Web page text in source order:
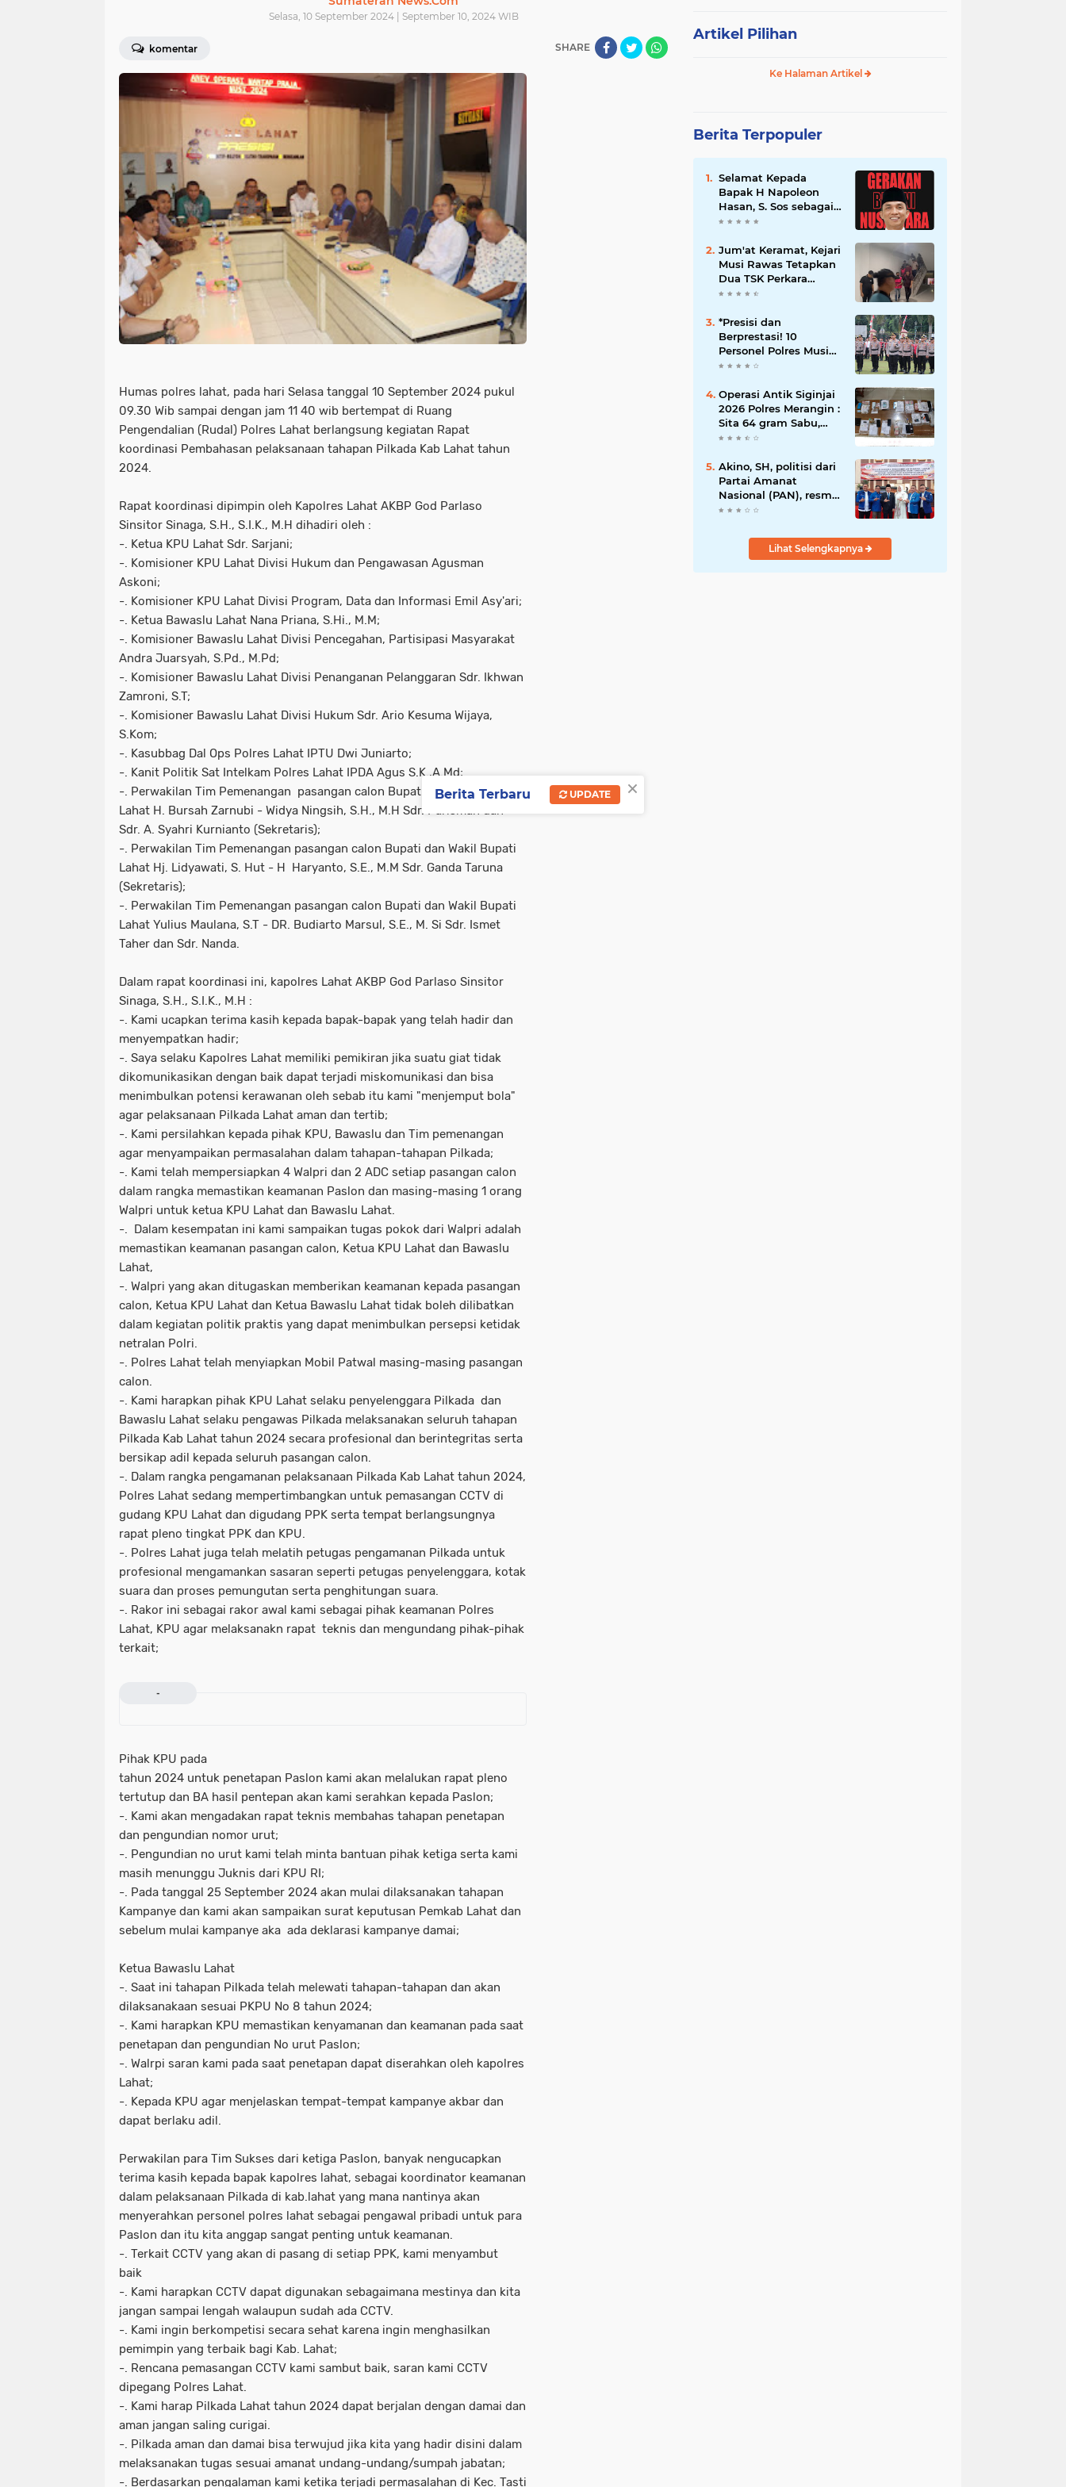
Selasa, 10 September 2024 | September 10, 2024 WIB
komentar SHARE
Humas polres lahat, pada hari Selasa tanggal 10 September 2024 pukul
09.30 Wib sampai dengan jam 11 40 wib bertempat di Ruang
Pengendalian (Rudal) Polres Lahat berlangsung kegiatan Rapat
koordinasi Pembahasan pelaksanaan tahapan Pilkada Kab Lahat tahun
2024.
Rapat koordinasi dipimpin oleh Kapolres Lahat AKBP God Parlaso
Sinsitor Sinaga, S.H., S.I.K., M.H dihadiri oleh :
-. Ketua KPU Lahat Sdr. Sarjani;
-. Komisioner KPU Lahat Divisi Hukum dan Pengawasan Agusman
Askoni;
-. Komisioner KPU Lahat Divisi Program, Data dan Informasi Emil Asy'ari;
-. Ketua Bawaslu Lahat Nana Priana, S.Hi., M.M;
-. Komisioner Bawaslu Lahat Divisi Pencegahan, Partisipasi Masyarakat
Andra Juarsyah, S.Pd., M.Pd;
-. Komisioner Bawaslu Lahat Divisi Penanganan Pelanggaran Sdr. Ikhwan
Zamroni, S.T;
-. Komisioner Bawaslu Lahat Divisi Hukum Sdr. Ario Kesuma Wijaya,
S.Kom;
-. Kasubbag Dal Ops Polres Lahat IPTU Dwi Juniarto;
-. Kanit Politik Sat Intelkam Polres Lahat IPDA Agus S.K.,A.Md;
-. Perwakilan Tim Pemenangan pasangan calon Bupati dan Wakil Bupati
Lahat H. Bursah Zarnubi - Widya Ningsih, S.H., M.H Sdr. Parisman dan
Sdr. A. Syahri Kurnianto (Sekretaris);
-. Perwakilan Tim Pemenangan pasangan calon Bupati dan Wakil Bupati
Lahat Hj. Lidyawati, S. Hut - H Haryanto, S.E., M.M Sdr. Ganda Taruna
(Sekretaris);
-. Perwakilan Tim Pemenangan pasangan calon Bupati dan Wakil Bupati
Lahat Yulius Maulana, S.T - DR. Budiarto Marsul, S.E., M. Si Sdr. Ismet
Taher dan Sdr. Nanda.
Dalam rapat koordinasi ini, kapolres Lahat AKBP God Parlaso Sinsitor
Sinaga, S.H., S.I.K., M.H :
-. Kami ucapkan terima kasih kepada bapak-bapak yang telah hadir dan
menyempatkan hadir;
-. Saya selaku Kapolres Lahat memiliki pemikiran jika suatu giat tidak
dikomunikasikan dengan baik dapat terjadi miskomunikasi dan bisa
menimbulkan potensi kerawanan oleh sebab itu kami "menjemput bola"
agar pelaksanaan Pilkada Lahat aman dan tertib;
-. Kami persilahkan kepada pihak KPU, Bawaslu dan Tim pemenangan
agar menyampaikan permasalahan dalam tahapan-tahapan Pilkada;
-. Kami telah mempersiapkan 4 Walpri dan 2 ADC setiap pasangan calon
dalam rangka memastikan keamanan Paslon dan masing-masing 1 orang
Walpri untuk ketua KPU Lahat dan Bawaslu Lahat.
-. Dalam kesempatan ini kami sampaikan tugas pokok dari Walpri adalah
memastikan keamanan pasangan calon, Ketua KPU Lahat dan Bawaslu
Lahat,
-. Walpri yang akan ditugaskan memberikan keamanan kepada pasangan
calon, Ketua KPU Lahat dan Ketua Bawaslu Lahat tidak boleh dilibatkan
dalam kegiatan politik praktis yang dapat menimbulkan persepsi ketidak
netralan Polri.
-. Polres Lahat telah menyiapkan Mobil Patwal masing-masing pasangan
calon.
-. Kami harapkan pihak KPU Lahat selaku penyelenggara Pilkada dan
Bawaslu Lahat selaku pengawas Pilkada melaksanakan seluruh tahapan
Pilkada Kab Lahat tahun 2024 secara profesional dan berintegritas serta
bersikap adil kepada seluruh pasangan calon.
-. Dalam rangka pengamanan pelaksanaan Pilkada Kab Lahat tahun 2024,
Polres Lahat sedang mempertimbangkan untuk pemasangan CCTV di
gudang KPU Lahat dan digudang PPK serta tempat berlangsungnya
rapat pleno tingkat PPK dan KPU.
-. Polres Lahat juga telah melatih petugas pengamanan Pilkada untuk
profesional mengamankan sasaran seperti petugas penyelenggara, kotak
suara dan proses pemungutan serta penghitungan suara.
-. Rakor ini sebagai rakor awal kami sebagai pihak keamanan Polres
Lahat, KPU agar melaksanakn rapat teknis dan mengundang pihak-pihak
terkait;
-
Pihak KPU pada
tahun 2024 untuk penetapan Paslon kami akan melalukan rapat pleno
tertutup dan BA hasil pentepan akan kami serahkan kepada Paslon;
-. Kami akan mengadakan rapat teknis membahas tahapan penetapan
dan pengundian nomor urut;
-. Pengundian no urut kami telah minta bantuan pihak ketiga serta kami
masih menunggu Juknis dari KPU RI;
-. Pada tanggal 25 September 2024 akan mulai dilaksanakan tahapan
Kampanye dan kami akan sampaikan surat keputusan Pemkab Lahat dan
sebelum mulai kampanye aka ada deklarasi kampanye damai;
Ketua Bawaslu Lahat
-. Saat ini tahapan Pilkada telah melewati tahapan-tahapan dan akan
dilaksanakaan sesuai PKPU No 8 tahun 2024;
-. Kami harapkan KPU memastikan kenyamanan dan keamanan pada saat
penetapan dan pengundian No urut Paslon;
-. Walrpi saran kami pada saat penetapan dapat diserahkan oleh kapolres
Lahat;
-. Kepada KPU agar menjelaskan tempat-tempat kampanye akbar dan
dapat berlaku adil.
Perwakilan para Tim Sukses dari ketiga Paslon, banyak nengucapkan
terima kasih kepada bapak kapolres lahat, sebagai koordinator keamanan
dalam pelaksanaan Pilkada di kab.lahat yang mana nantinya akan
menyerahkan personel polres lahat sebagai pengawal pribadi untuk para
Paslon dan itu kita anggap sangat penting untuk keamanan.
-. Terkait CCTV yang akan di pasang di setiap PPK, kami menyambut
baik
-. Kami harapkan CCTV dapat digunakan sebagaimana mestinya dan kita
jangan sampai lengah walaupun sudah ada CCTV.
-. Kami ingin berkompetisi secara sehat karena ingin menghasilkan
pemimpin yang terbaik bagi Kab. Lahat;
-. Rencana pemasangan CCTV kami sambut baik, saran kami CCTV
dipegang Polres Lahat.
-. Kami harap Pilkada Lahat tahun 2024 dapat berjalan dengan damai dan
aman jangan saling curigai.
-. Pilkada aman dan damai bisa terwujud jika kita yang hadir disini dalam
melaksanakan tugas sesuai amanat undang-undang/sumpah jabatan;
-. Berdasarkan pengalaman kami ketika terjadi permasalahan di Kec. Tasti
Artikel Pilihan
Ke Halaman Artikel
Berita Terpopuler
Selamat Kepada
Bapak H Napoleon
Hasan, S. Sos sebagai
Ketua DPD G. BRAN
Jum'at Keramat, Kejari
Musi Rawas Tetapkan
Dua TSK Perkara
Dugaan Korupsi Dana
*Presisi dan
Berprestasi! 10
Personel Polres Musi
Rawas Raih
Bergengsi dari
Kapolda Sumsel*
Operasi Antik Siginjai
2026 Polres Merangin :
Sita 64 gram Sabu,
42,46 gram Ganja, 5
Amankan 21 Orang
Tersangka
Akino, SH, politisi dari
Partai Amanat
Nasional (PAN), resmi
dilantik sebagai
Lihat Selengkapnya
×
Berita Terbaru UPDATE